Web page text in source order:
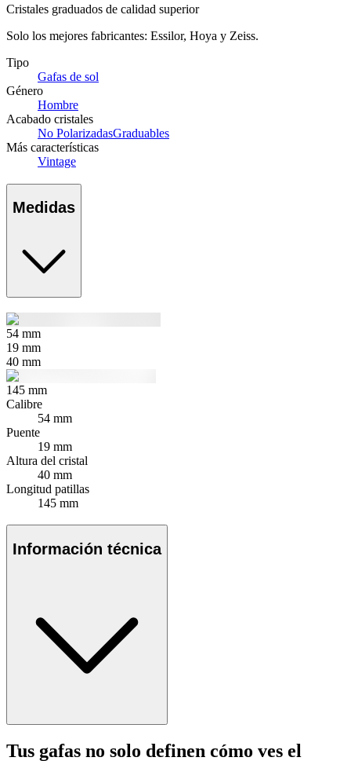
Cristales graduados de calidad superior
Solo los mejores fabricantes: Essilor, Hoya y Zeiss.
Tipo
Gafas de sol
Género
Hombre
Acabado cristales
No PolarizadasGraduables
Más características
Vintage
Medidas
54 mm
19 mm
40 mm
145 mm
Calibre
54 mm
Puente
19 mm
Altura del cristal
40 mm
Longitud patillas
145 mm
Información técnica
Tus gafas no solo definen cómo ves el